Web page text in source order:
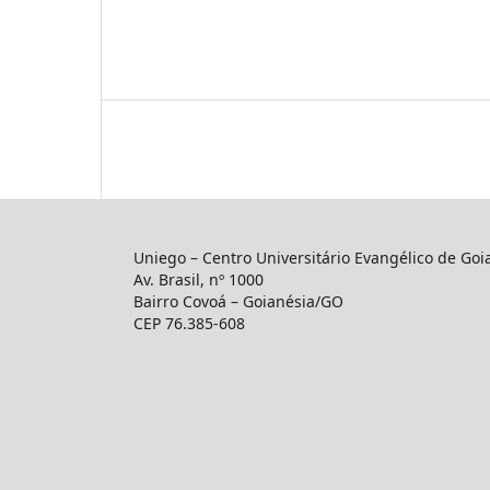
Uniego – Centro Universitário Evangélico de
Av. Brasil, nº 1000
Bairro Covoá – Goianésia/GO
CEP 76.385-608